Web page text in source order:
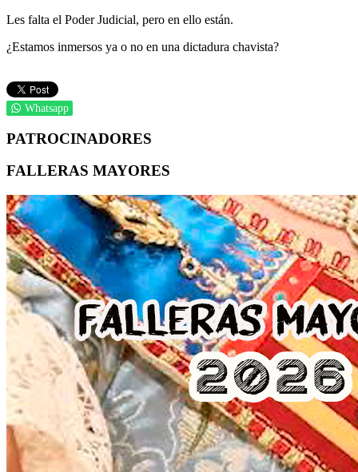
Les falta el Poder Judicial, pero en ello están.
¿Estamos inmersos ya o no en una dictadura chavista?
Whatsapp
PATROCINADORES
FALLERAS MAYORES